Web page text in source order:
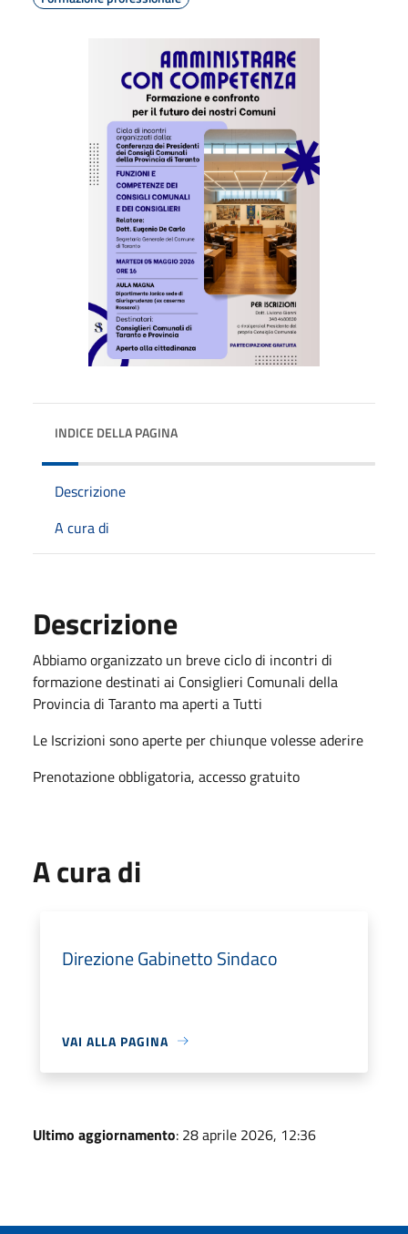
INDICE DELLA PAGINA
Descrizione
A cura di
Descrizione
Abbiamo organizzato un breve ciclo di incontri di
formazione destinati ai Consiglieri Comunali della
Provincia di Taranto ma aperti a Tutti
Le Iscrizioni sono aperte per chiunque volesse aderire
Prenotazione obbligatoria, accesso gratuito
A cura di
Direzione Gabinetto Sindaco
VAI ALLA PAGINA
Ultimo aggiornamento: 28 aprile 2026, 12:36